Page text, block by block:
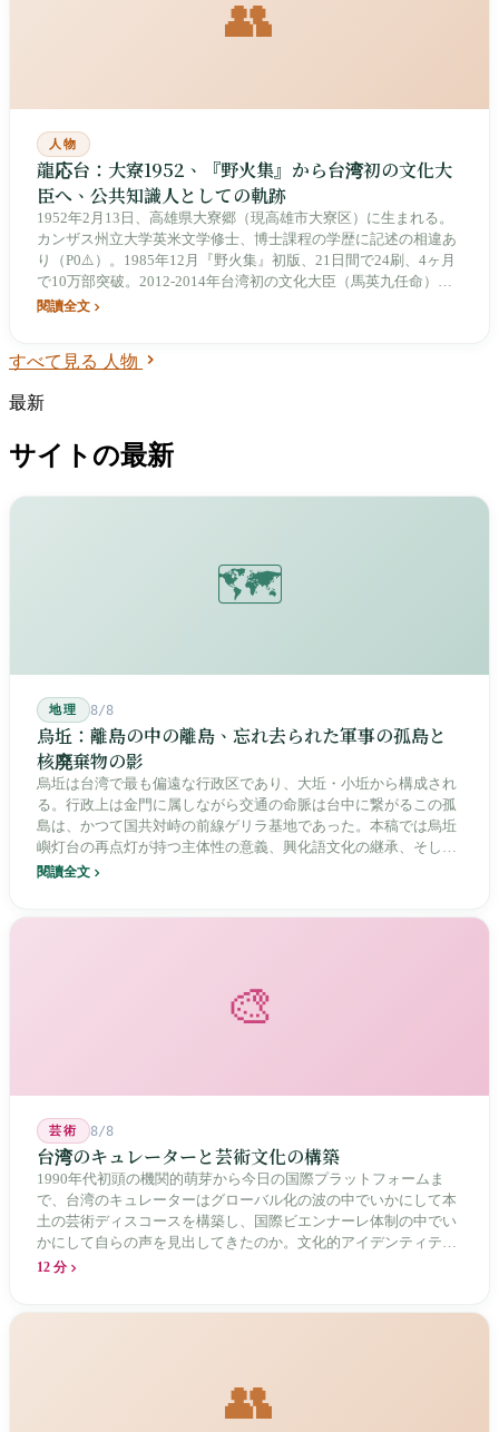
👥
人物
龍応台：大寮1952、『野火集』から台湾初の文化大
臣へ、公共知識人としての軌跡
1952年2月13日、高雄県大寮郷（現高雄市大寮区）に生まれる。
カンザス州立大学英米文学修士、博士課程の学歴に記述の相違あ
り（P0⚠️）。1985年12月『野火集』初版、21日間で24刷、4ヶ月
で10万部突破。2012-2014年台湾初の文化大臣（馬英九任命）。
《大江大海一九四九》2009年出版。
閱讀全文
すべて見る 人物
最新
サイトの最新
🗺️
地理 8/8
烏坵：離島の中の離島、忘れ去られた軍事の孤島と
核廃棄物の影
烏坵は台湾で最も偏遠な行政区であり、大坵・小坵から構成され
る。行政上は金門に属しながら交通の命脈は台中に繋がるこの孤
島は、かつて国共対峙の前線ゲリラ基地であった。本稿では烏坵
嶼灯台の再点灯が持つ主体性の意義、興化語文化の継承、そして
20年にわたる核廃棄物処分場選定をめぐる住民投票の論争を深く
閱讀全文
🎨
芸術 8/8
台湾のキュレーターと芸術文化の構築
1990年代初頭の機関的萌芽から今日の国際プラットフォームま
で、台湾のキュレーターはグローバル化の波の中でいかにして本
土の芸術ディスコースを構築し、国際ビエンナーレ体制の中でい
かにして自らの声を見出してきたのか。文化的アイデンティティ
と専門的制度の30年にわたる進化の歴史。
12 分
👥